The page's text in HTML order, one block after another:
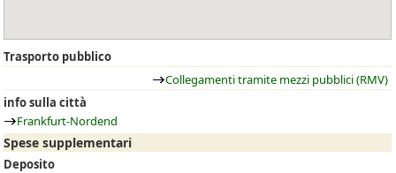
Trasporto pubblico
Collegamenti tramite mezzi pubblici (RMV)
info sulla città
Frankfurt-Nordend
Spese supplementari
Deposito